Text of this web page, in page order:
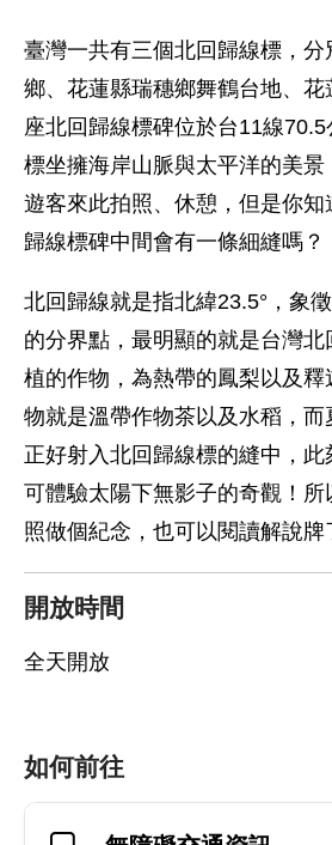
臺灣一共有三個北回歸線標，
鄉、花蓮縣瑞穗鄉舞鶴台地、花
座北回歸線標碑位於台11線
標坐擁海岸山脈與太平洋的美景
遊客來此拍照、休憩，但是你知
歸線標碑中間會有一條細縫嗎？
北回歸線就是指北緯23.5°，象
的分界點，最明顯的就是台灣
植的作物，為熱帶的鳳梨以及
物就是溫帶作物茶以及水稻，而
正好射入北回歸線標的縫中，此
可體驗太陽下無影子的奇觀！所
照做個紀念，也可以閱讀解說牌
開放時間
全天開放
如何前往